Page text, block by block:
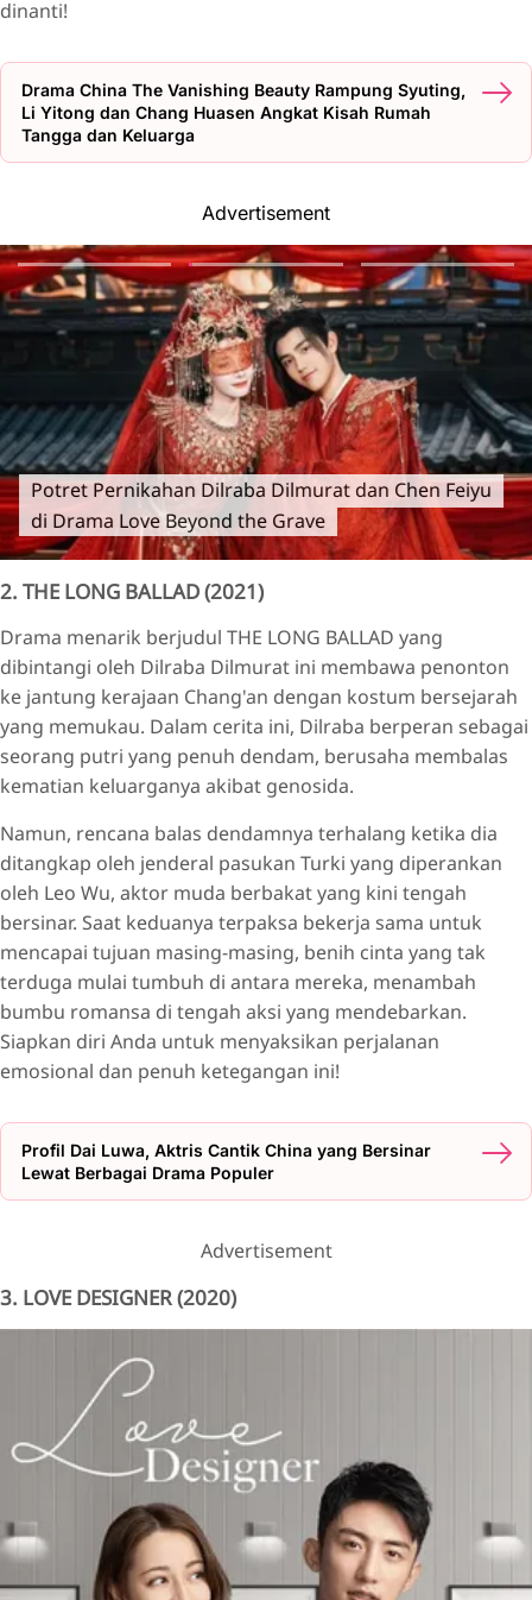
dinanti!
Drama China The Vanishing Beauty Rampung Syuting,
Li Yitong dan Chang Huasen Angkat Kisah Rumah
Tangga dan Keluarga
Advertisement
Potret Pernikahan Dilraba Dilmurat dan Chen Feiyu
di Drama Love Beyond the Grave
2. THE LONG BALLAD (2021)
Drama menarik berjudul THE LONG BALLAD yang
dibintangi oleh Dilraba Dilmurat ini membawa penonton
ke jantung kerajaan Chang'an dengan kostum bersejarah
yang memukau. Dalam cerita ini, Dilraba berperan sebagai
seorang putri yang penuh dendam, berusaha membalas
kematian keluarganya akibat genosida.
Namun, rencana balas dendamnya terhalang ketika dia
ditangkap oleh jenderal pasukan Turki yang diperankan
oleh Leo Wu, aktor muda berbakat yang kini tengah
bersinar. Saat keduanya terpaksa bekerja sama untuk
mencapai tujuan masing-masing, benih cinta yang tak
terduga mulai tumbuh di antara mereka, menambah
bumbu romansa di tengah aksi yang mendebarkan.
Siapkan diri Anda untuk menyaksikan perjalanan
emosional dan penuh ketegangan ini!
Profil Dai Luwa, Aktris Cantik China yang Bersinar
Lewat Berbagai Drama Populer
Advertisement
3. LOVE DESIGNER (2020)